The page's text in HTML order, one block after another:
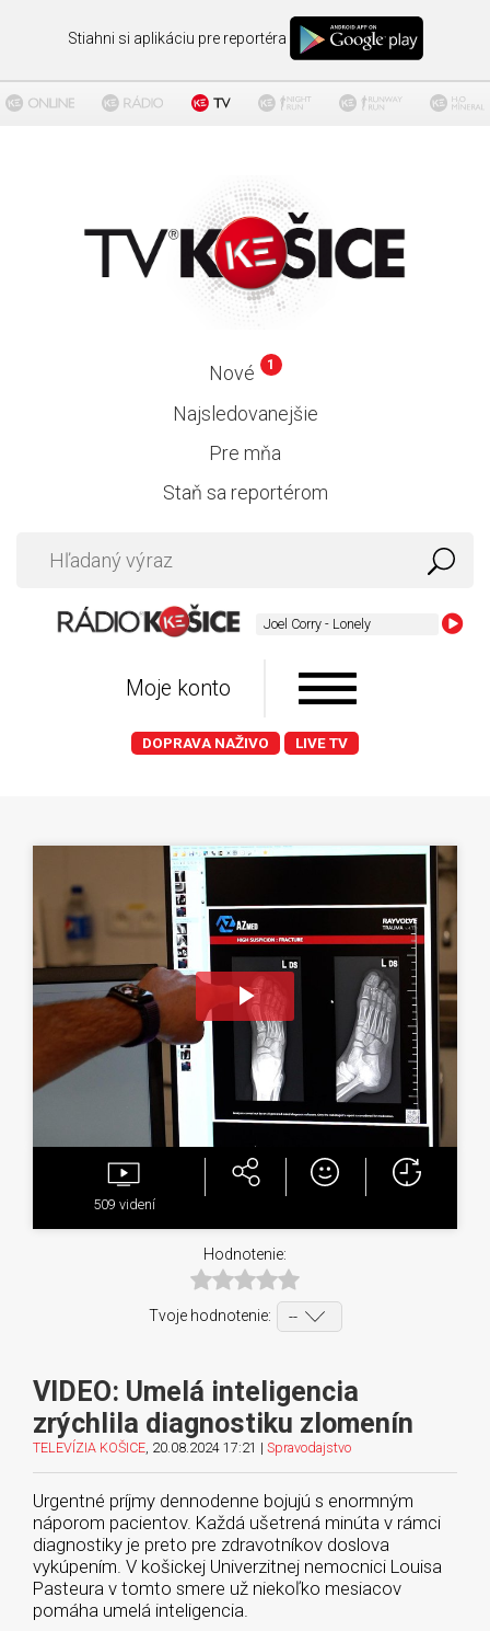
Stiahni si aplikáciu pre reportéra
Nové 1
Najsledovanejšie
Pre mňa
Staň sa reportérom
Joel Corry - Lonely
Moje konto
DOPRAVA NAŽIVO LIVE TV
Play
Video
509videní
Hodnotenie:
Tvoje hodnotenie:
VIDEO: Umelá inteligencia
zrýchlila diagnostiku zlomenín
TELEVÍZIA KOŠICE , 20.08.2024 17:21 | Spravodajstvo
Urgentné príjmy dennodenne bojujú s enormným
náporom pacientov. Každá ušetrená minúta v rámci
diagnostiky je preto pre zdravotníkov doslova
vykúpením. V košickej Univerzitnej nemocnici Louisa
Pasteura v tomto smere už niekoľko mesiacov
pomáha umelá inteligencia.